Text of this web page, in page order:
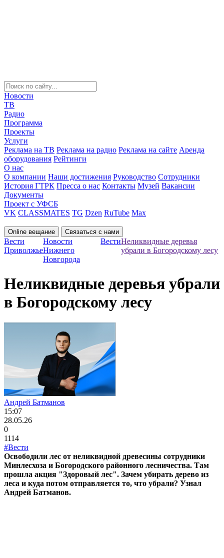
Новости
ТВ
Радио
Программа
Проекты
Услуги
Реклама на ТВ Реклама на радио Реклама на сайте Аренда
оборудования Рейтинги
О нас
О компании Наши достижения Руководство Сотрудники
История ГТРК Пресса о нас Контакты Музей Вакансии
Документы
Проект с УФСБ
VK CLASSMATES TG Dzen RuTube Max
Online вещание Связаться с нами
Вести
Приволжье
Новости
Нижнего
Новгорода
ВестиНеликвидные деревья
убрали в Богородскому лесу
Неликвидные деревья убрали
в Богородскому лесу
Андрей Батманов
15:07
28.05.26
0
1114
#Вести
Освободили лес от неликвидной древесины сотрудники
Минлесхоза и Богородского районного лесничества. Там
прошла акция "Здоровый лес". Зачем убирать дерево из
леса и куда потом отправляется то, что убрали? Узнал
Андрей Батманов.